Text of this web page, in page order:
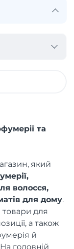
та
який
волосся,
для дому.
товари для
а також
й
головній